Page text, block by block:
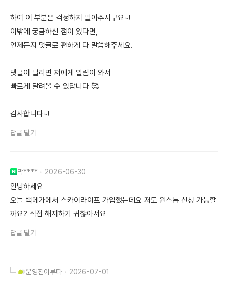
하여 이 부분은 걱정하지 말아주시구요~!
이밖에 궁금하신 점이 있다면,
언제든지 댓글로 편하게 다 말씀해주세요.
댓글이 달리면 저에게 알림이 와서
빠르게 달려올 수 있답니다 🥰
감사합니다~!
답글 달기
막**** 2026-06-30
안녕하세요
오늘 백메가에서 스카이라이프 가입했는데요 저도 원스톱 신청 가능할
까요? 직접 해지하기 귀찮아서요
답글 달기
운영진이루다 2026-07-01